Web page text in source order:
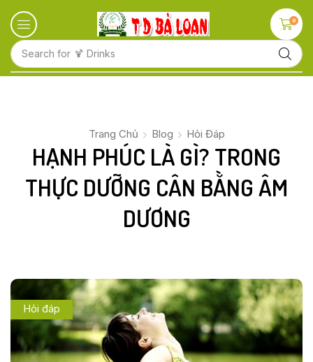
Search for 🍋 Fruits
0
Trang Chủ Blog Hỏi Đáp
HẠNH PHÚC LÀ GÌ? TRONG
THỰC DƯỠNG CÂN BẰNG ÂM
DƯƠNG
Hỏi đáp